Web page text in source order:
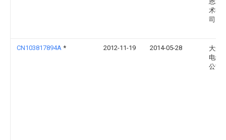
术有
司
CN103817894A * 2012-11-19 2014-05-28
大连
电缆
公司